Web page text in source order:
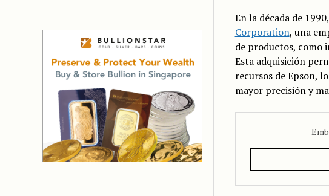
En la década de
Corporation, una
de productos, como
Esta adquisición
recursos de Epson,
mayor precisión y